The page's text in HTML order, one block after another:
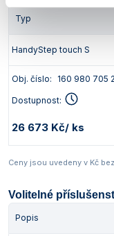
Typ
HandyStep touch S
Obj. číslo: 160 980 705
Dostupnost:
26 673 Kč/ ks
Ceny jsou uvedeny v Kč
Volitelné
Popis